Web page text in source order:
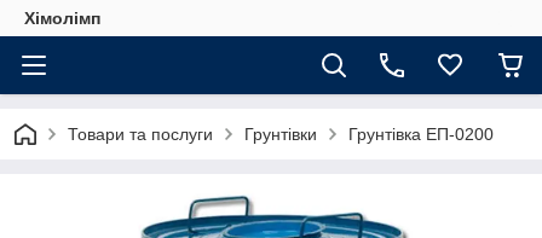
Хімолімп
Товари та послуги Грунтівки Грунтівка ЕП-0200